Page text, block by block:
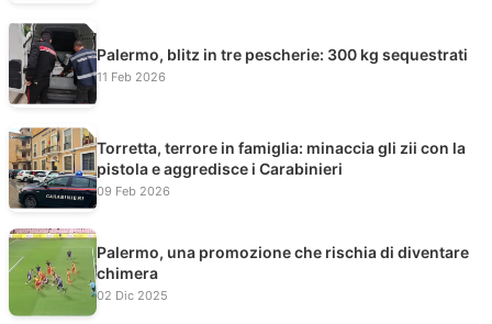
Palermo, blitz in tre pescherie: 300 kg sequestrati
11 Feb 2026
Torretta, terrore in famiglia: minaccia gli zii con la
pistola e aggredisce i Carabinieri
09 Feb 2026
Palermo, una promozione che rischia di diventare
chimera
02 Dic 2025